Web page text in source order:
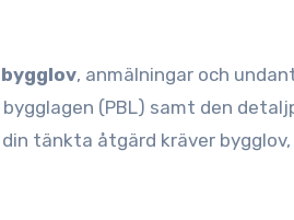
bygglov, anmälningar och
(PBL) samt den
tänkta åtgärd kräver